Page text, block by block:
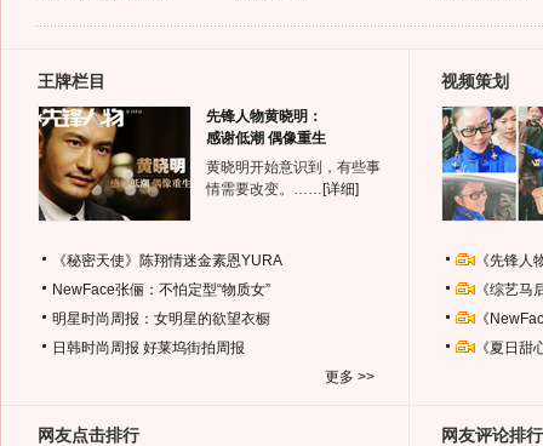
王牌栏目
先锋人物黄晓明：
感谢低潮 偶像重生
黄晓明开始意识到，有些事
情需要改变。…… [详细]
《秘密天使》陈翔情迷金素恩YURA
NewFace张俪：不怕定型“物质女”
明星时尚周报：女明星的欲望衣橱
日韩时尚周报 好莱坞街拍周报
更多 >>
视频策划
《先锋
《综艺
《
《夏日
网友点击排行 网友评论排行